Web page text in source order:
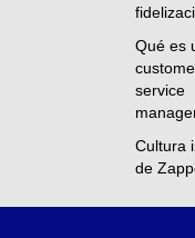
Qué es
service
Cultura
de